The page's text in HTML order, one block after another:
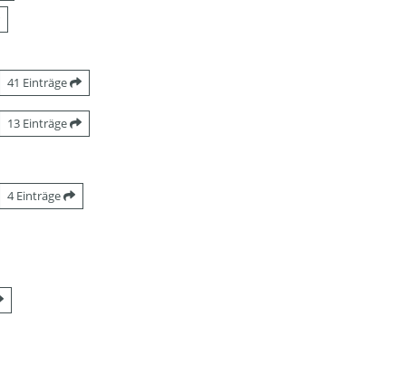
41 Einträge
13 Einträge
4 Einträge